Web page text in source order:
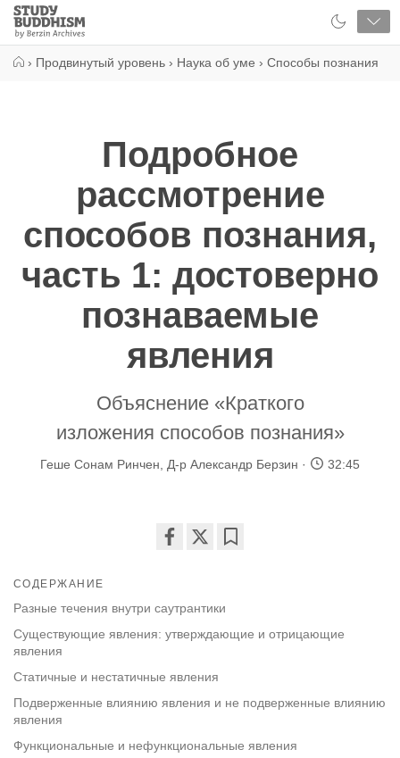
Close
Study
Buddhism
› Продвинутый уровень › Наука об уме › Способы познания
Подробное
рассмотрение
способов познания,
часть 1: достоверно
познаваемые
явления
Объяснение «Краткого
изложения способов познания»
Геше Сонам Ринчен Д-р Александр Берзин 32:45
СОДЕРЖАНИЕ
Разные течения внутри саутрантики
Существующие явления: утверждающие и отрицающие
явления
Статичные и нестатичные явления
Подверженные влиянию явления и не подверженные влиянию
явления
Функциональные и нефункциональные явления